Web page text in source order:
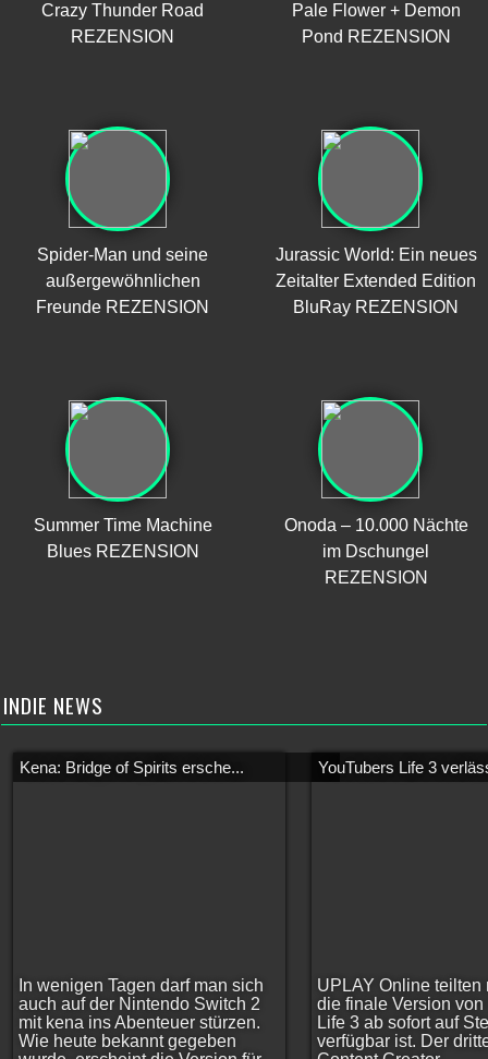
Crazy Thunder Road
REZENSION
Pale Flower + Demon
Pond REZENSION
Spider-Man und seine
außergewöhnlichen
Freunde REZENSION
Jurassic World: Ein neues
Zeitalter Extended Edition
BluRay REZENSION
Summer Time Machine
Blues REZENSION
Onoda – 10.000 Nächte
im Dschungel
REZENSION
INDIE NEWS
Kena: Bridge of Spirits ersche...
In wenigen Tagen darf man sich
auch auf der Nintendo Switch 2
mit kena ins Abenteuer stürzen.
Wie heute bekannt gegeben
YouTubers Life 3
UPLAY Online teilten
die finale Version von
Life 3 ab sofort auf
verfügbar ist. Der